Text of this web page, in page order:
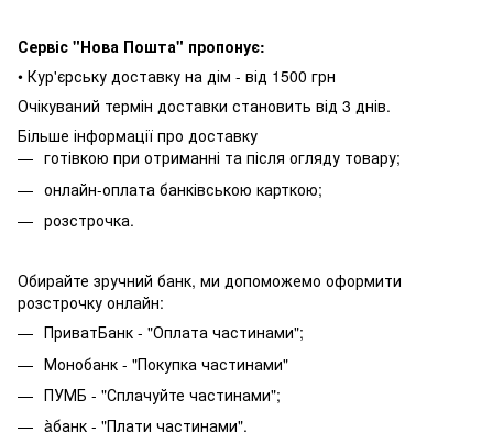
Сервіс "Нова Пошта" пропонує:
• Кур'єрську доставку на дім - від 1500 грн
Очікуваний термін доставки становить від 3 днів.
Більше інформації про доставку
готівкою при отриманні та після огляду товару;
онлайн-оплата банківською карткою;
розстрочка.
Обирайте зручний банк, ми допоможемо оформити
розстрочку онлайн:
ПриватБанк - "Оплата частинами";
Монобанк - "Покупка частинами"
ПУМБ - "Сплачуйте частинами";
àбанк - "Плати частинами".